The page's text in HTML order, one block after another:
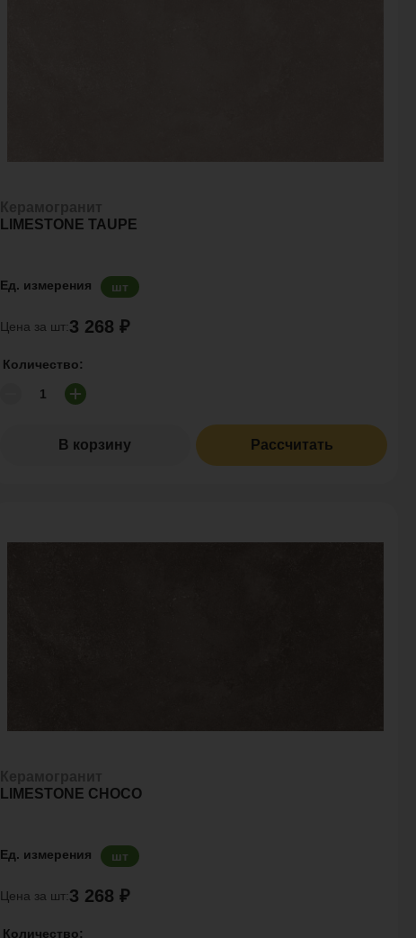
LIMESTONE TAUPE
Ед. измерения шт
Цена за шт:3 268 ₽
Количество:
В корзину Рассчитать
LIMESTONE CHOCO
Ед. измерения шт
Цена за шт:3 268 ₽
Количество: